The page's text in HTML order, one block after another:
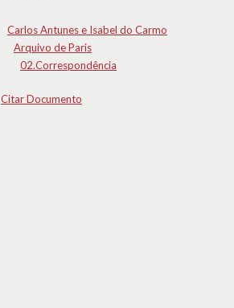
Carlos Antunes e Isabel do Carmo
Arquivo de Paris
02.Correspondência
Citar Documento